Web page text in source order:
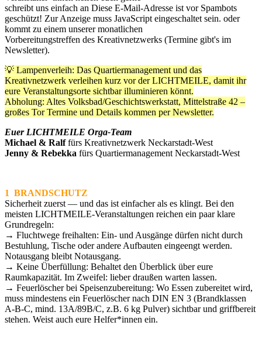
schreibt uns einfach an Diese E-Mail-Adresse ist vor Spambots
geschützt! Zur Anzeige muss JavaScript eingeschaltet sein. oder
kommt zu einem unserer monatlichen
Vorbereitungstreffen des Kreativnetzwerks (Termine gibt's im
Newsletter).
💡 Lampenverleih: Das Quartiermanagement und das
Kreativnetzwerk verleihen kurz vor der LICHTMEILE, damit ihr
eure Veranstaltungsorte sichtbar illuminieren könnt.
Abholung: Altes Volksbad/Geschichtswerkstatt, Mittelstraße 42 –
großes TorTermine und Details kommen per Newsletter.
Euer LICHTMEILE Orga-Team
Michael & Ralffürs Kreativnetzwerk Neckarstadt-West
Jenny & Rebekka fürs Quartiermanagement Neckarstadt-West
1 BRANDSCHUTZ
Sicherheit zuerst — und das ist einfacher als es klingt. Bei den
meisten LICHTMEILE-Veranstaltungen reichen ein paar klare
Grundregeln:
→ Fluchtwege freihalten: Ein- und Ausgänge dürfen nicht durch
Bestuhlung, Tische oder andere Aufbauten eingeengt werden.
Notausgang bleibt Notausgang.
→ Keine Überfüllung: Behaltet den Überblick über eure
Raumkapazität. Im Zweifel: lieber draußen warten lassen.
→ Feuerlöscher bei Speisenzubereitung: Wo Essen zubereitet wird,
muss mindestens ein Feuerlöscher nach DIN EN 3 (Brandklassen
A-B-C, mind. 13A/89B/C, z.B. 6 kg Pulver) sichtbar und griffbereit
stehen. Weist auch eure Helfer*innen ein.